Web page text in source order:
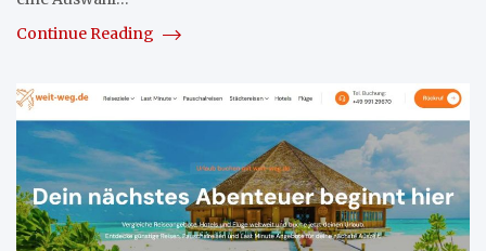
Continue Reading